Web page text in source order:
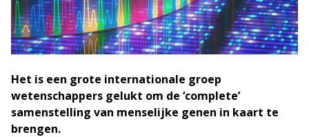
Het is een grote internationale groep
wetenschappers gelukt om de ‘complete’
samenstelling van menselijke genen in kaart te
brengen.